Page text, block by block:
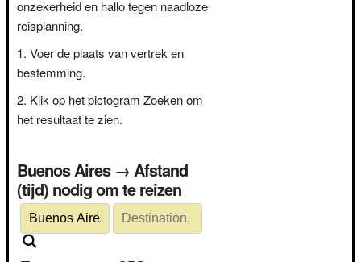
onzekerheid en hallo tegen naadloze
reisplanning.
Voer de plaats van vertrek en
bestemming.
Klik op het pictogram Zoeken om
het resultaat te zien.
Buenos Aires → Afstand
(tijd) nodig om te reizen